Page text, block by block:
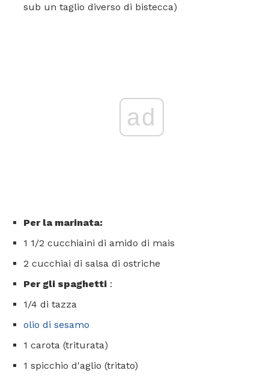
sub un taglio diverso di bistecca)
ad
Per la marinata:
1 1/2 cucchiaini di amido di mais
2 cucchiai di salsa di ostriche
Per gli spaghetti :
1/4 di tazza
olio di sesamo
1 carota (triturata)
1 spicchio d'aglio (tritato)